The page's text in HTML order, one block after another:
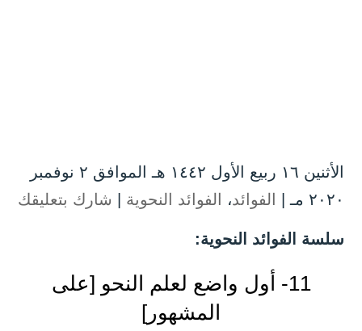
الأثنين ۱٦ ربيع الأول ۱٤٤۲ هـ الموافق ۲ نوفمبر
۲۰۲۰ مـ |
الفوائد، الفوائد النحوية | شارك بتعليقك
سلسة الفوائد النحوية:
11- أول واضع لعلم النحو [على
المشهور]